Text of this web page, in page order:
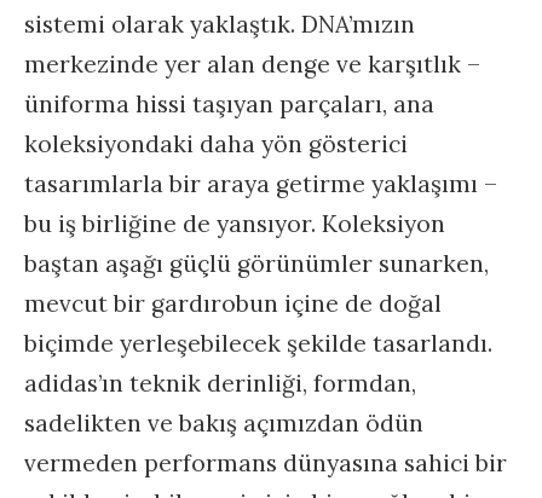
sistemi olarak yaklaştık. DNA’mızın
merkezinde yer alan denge ve karşıtlık –
üniforma hissi taşıyan parçaları, ana
koleksiyondaki daha yön gösterici
tasarımlarla bir araya getirme yaklaşımı –
bu iş birliğine de yansıyor. Koleksiyon
baştan aşağı güçlü görünümler sunarken,
mevcut bir gardırobun içine de doğal
biçimde yerleşebilecek şekilde tasarlandı.
adidas’ın teknik derinliği, formdan,
sadelikten ve bakış açımızdan ödün
vermeden performans dünyasına sahici bir